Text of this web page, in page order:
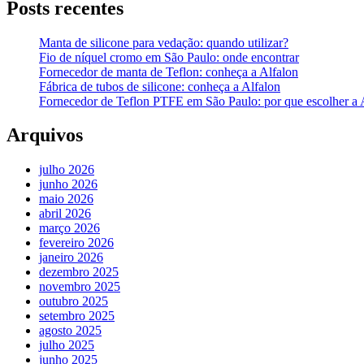
Posts recentes
Manta de silicone para vedação: quando utilizar?
Fio de níquel cromo em São Paulo: onde encontrar
Fornecedor de manta de Teflon: conheça a Alfalon
Fábrica de tubos de silicone: conheça a Alfalon
Fornecedor de Teflon PTFE em São Paulo: por que escolher a
Arquivos
julho 2026
junho 2026
maio 2026
abril 2026
março 2026
fevereiro 2026
janeiro 2026
dezembro 2025
novembro 2025
outubro 2025
setembro 2025
agosto 2025
julho 2025
junho 2025